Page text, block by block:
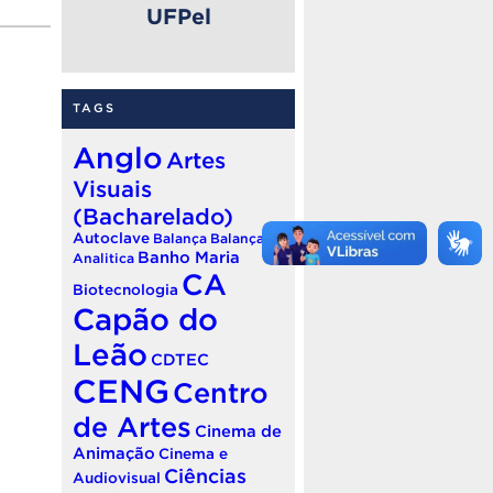
UFPel
TAGS
Anglo Artes
Visuais
(Bacharelado)
Autoclave Balança Balança
Analitica Banho Maria
Biotecnologia CA
Capão do
Leão CDTEC
CENG Centro
de Artes Cinema de
Animação Cinema e
Audiovisual Ciências